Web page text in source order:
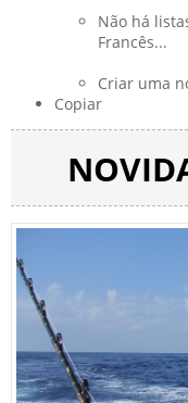
Não há
Francês...
Criar uma
Copiar